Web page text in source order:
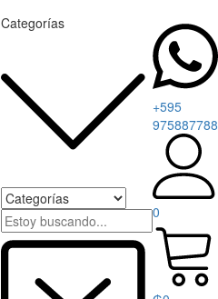
Categorías
+595
975887788
0